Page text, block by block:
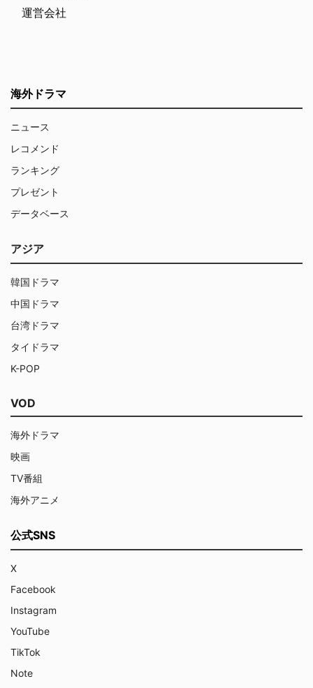
運営会社
海外ドラマ
ニュース
レコメンド
ランキング
プレゼント
データベース
アジア
韓国ドラマ
中国ドラマ
台湾ドラマ
タイドラマ
K-POP
VOD
海外ドラマ
映画
TV番組
海外アニメ
公式SNS
X
Facebook
Instagram
YouTube
TikTok
Note